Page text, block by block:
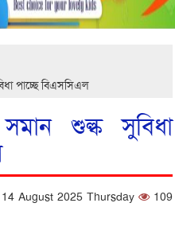
পাচ্ছে বিএসসিএল
সমান শুল্ক সুবিধা
14 August 2025 Thursday
109